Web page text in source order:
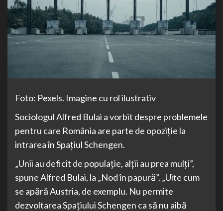
Foto: Pexels. Imagine cu rol ilustrativ
Sociologul Alfred Bulai a vorbit despre problemele
pentru care România are parte de opoziție la
intrarea în Spațiul Schengen.
„Unii au deficit de populație, alții au prea mulți”,
spune Alfred Bulai, la „Nod în papură”. „Uite cum
se apără Austria, de exemplu. Nu permite
dezvoltarea Spațiului Schengen ca să nu aibă